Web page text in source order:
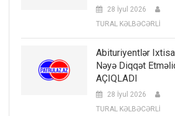
28 İyul 2026
TURAL KƏLBƏCƏRLİ
Abituriyentlər
Nəyə Diqqət
AÇIQLADI
28 İyul 2026
TURAL KƏLBƏCƏRLİ